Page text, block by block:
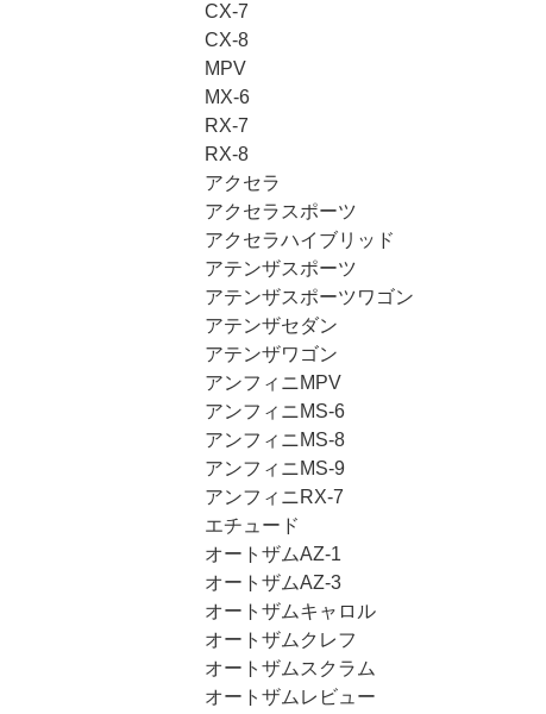
CX-7
CX-8
MPV
MX-6
RX-7
RX-8
アクセラ
アクセラスポーツ
アクセラハイブリッド
アテンザスポーツ
アテンザスポーツワゴン
アテンザセダン
アテンザワゴン
アンフィニMPV
アンフィニMS-6
アンフィニMS-8
アンフィニMS-9
アンフィニRX-7
エチュード
オートザムAZ-1
オートザムAZ-3
オートザムキャロル
オートザムクレフ
オートザムスクラム
オートザムレビュー